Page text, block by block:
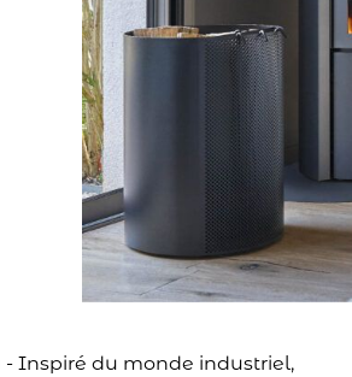
- Inspiré du monde industriel,